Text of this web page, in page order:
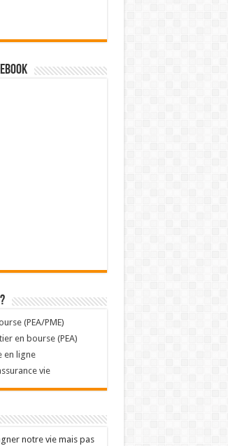
(PEA/PME)
en bourse (PEA)
en ligne
vie
notre vie mais pas